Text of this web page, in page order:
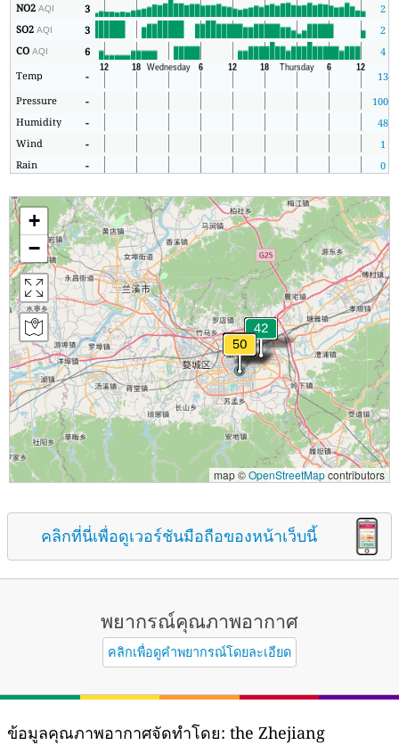
NO2AQI 3
2
SO2AQI 3
2
COAQI 6
4
Temp
-
13
Pressure
- 1004
Humidity
-
48
Wind
-
1
Rain
- 0
+
−
map ©OpenStreetMapcontributors
คลิกที่นี่เพื่อดูเวอร์ชันมือถือของหน้าเว็บนี้
พยากรณ์คุณภาพอากาศ
คลิกเพื่อดูคำพยากรณ์โดยละเอียด
ข้อมูลคุณภาพอากาศจัดทำโดย: the Zhejiang